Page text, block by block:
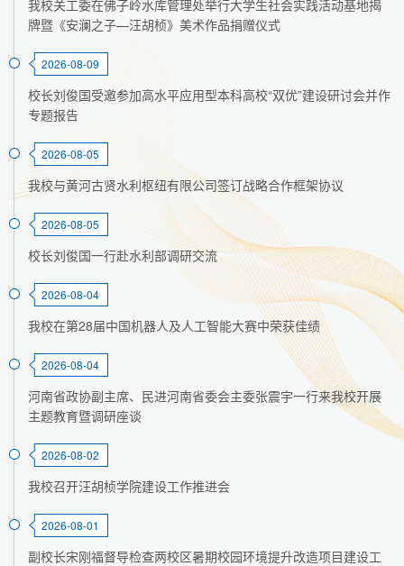
我校关工委在佛子岭水库管理处举行大学生社会实践活动基地揭
牌暨《安澜之子—汪胡桢》美术作品捐赠仪式
2026-08-09
校长刘俊国受邀参加高水平应用型本科高校“双优”建设研讨会并作
专题报告
2026-08-05
我校与黄河古贤水利枢纽有限公司签订战略合作框架协议
2026-08-05
校长刘俊国一行赴水利部调研交流
2026-08-04
我校在第28届中国机器人及人工智能大赛中荣获佳绩
2026-08-04
河南省政协副主席、民进河南省委会主委张震宇一行来我校开展
主题教育暨调研座谈
2026-08-02
我校召开汪胡桢学院建设工作推进会
2026-08-01
副校长宋刚福督导检查两校区暑期校园环境提升改造项目建设工